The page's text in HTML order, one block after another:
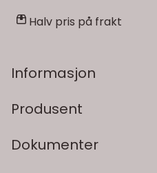
Halv pris på frakt
Informasjon
Produsent
Dokumenter